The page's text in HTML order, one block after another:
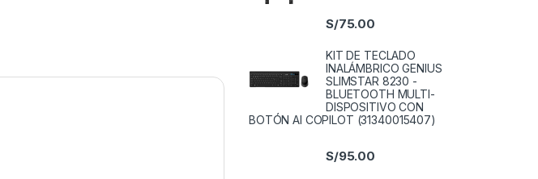
S/75.00
KIT DE TECLADO
INALÁMBRICO GENIUS
SLIMSTAR 8230 -
BLUETOOTH MULTI-
DISPOSITIVO CON
BOTÓN AI COPILOT (31340015407)
S/95.00